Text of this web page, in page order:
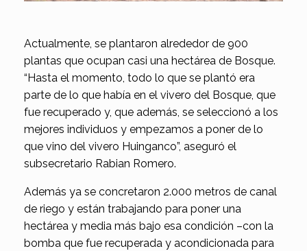
Actualmente, se plantaron alrededor de 900
plantas que ocupan casi una hectárea de Bosque.
“Hasta el momento, todo lo que se plantó era
parte de lo que había en el vivero del Bosque, que
fue recuperado y, que además, se seleccionó a los
mejores individuos y empezamos a poner de lo
que vino del vivero Huinganco”, aseguró el
subsecretario Rabian Romero.
Además ya se concretaron 2.000 metros de canal
de riego y están trabajando para poner una
hectárea y media más bajo esa condición –con la
bomba que fue recuperada y acondicionada para